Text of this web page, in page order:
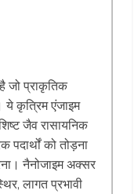
जो प्राकृतिक
ये कृत्रिम एंजाइम
जैव रासायनिक
को तोड़ना
नैनोजाइम अक्सर
लागत प्रभावी